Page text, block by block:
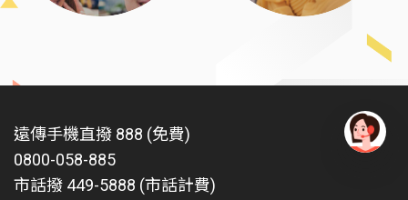
遠傳手機直撥 888 (免費)
0800-058-885
市話撥 449-5888 (市話計費)